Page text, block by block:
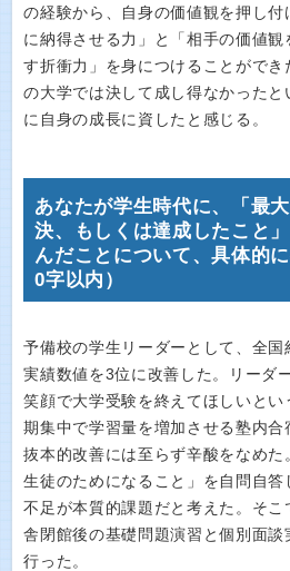
の経験から、自身の価値観を押し
に納得させる力」と「相手の価値
す折衝力」を身につけることがで
の大学では決して成し得なかった
に自身の成長に資したと感じる。
あなたが学生時代に、「最
決、もしくは達成したこと
んだことについて、具体的
0字以内）
予備校の学生リーダーとして、全
実績数値を3位に改善した。リーダ
笑顔で大学受験を終えてほしいと
期集中で学習量を増加させる塾内合
抜本的改善には至らず辛酸をなめ
生徒のためになること」を自問自
不足が本質的課題だと考えた。そ
舎閉館後の基礎問題演習と個別面
行った。